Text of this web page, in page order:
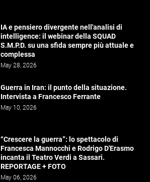
IA e pensiero divergente nell'analisi di
intelligence: il webinar della SQUAD
S.M.P.D. su una sfida sempre più attuale e
complessa
May 28, 2026
Guerra in Iran: il punto della situazione.
Intervista a Francesco Ferrante
May 10, 2026
“Crescere la guerra”: lo spettacolo di
Francesca Mannocchi e Rodrigo D'Erasmo
incanta il Teatro Verdi a Sassari.
REPORTAGE + FOTO
May 06, 2026